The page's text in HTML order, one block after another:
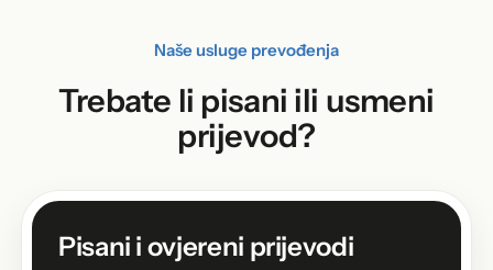
Naše usluge prevođenja
Trebate li pisani ili usmeni
prijevod?
Pisani i ovjereni prijevodi